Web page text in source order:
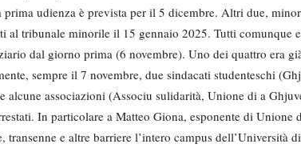
prima udienza è prevista per il 5 dicembre. Altri due,
al tribunale minorile il 15 gennaio 2025. Tutti comunque
dal giorno prima (6 novembre). Uno dei quattro era
sempre il 7 novembre, due sindacati studenteschi
alcune associazioni (Associu sulidarità, Unione di a
In particolare a Matteo Giona, esponente di
transenne e altre barriere l’intero campus dell’Università